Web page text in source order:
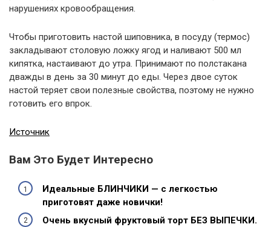
нарушениях кровообращения.
Чтобы приготовить настой шиповника, в посуду (термос)
закладывают столовую ложку ягод и наливают 500 мл
кипятка, настаивают до утра. Принимают по полстакана
дважды в день за 30 минут до еды. Через двое суток
настой теряет свои полезные свойства, поэтому не нужно
готовить его впрок.
Источник
Вам Это Будет Интересно
Идеальные БЛИНЧИКИ — с легкостью
приготовят даже новички!
Очень вкусный фруктовый торт БЕЗ ВЫПЕЧКИ.